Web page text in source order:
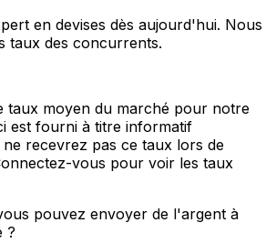
en devises dès aujourd'hui. Nous
taux des concurrents.
taux moyen du marché pour notre
est fourni à titre informatif
ne recevrez pas ce taux lors de
vous pour voir les taux
pouvez envoyer de l'argent à
?